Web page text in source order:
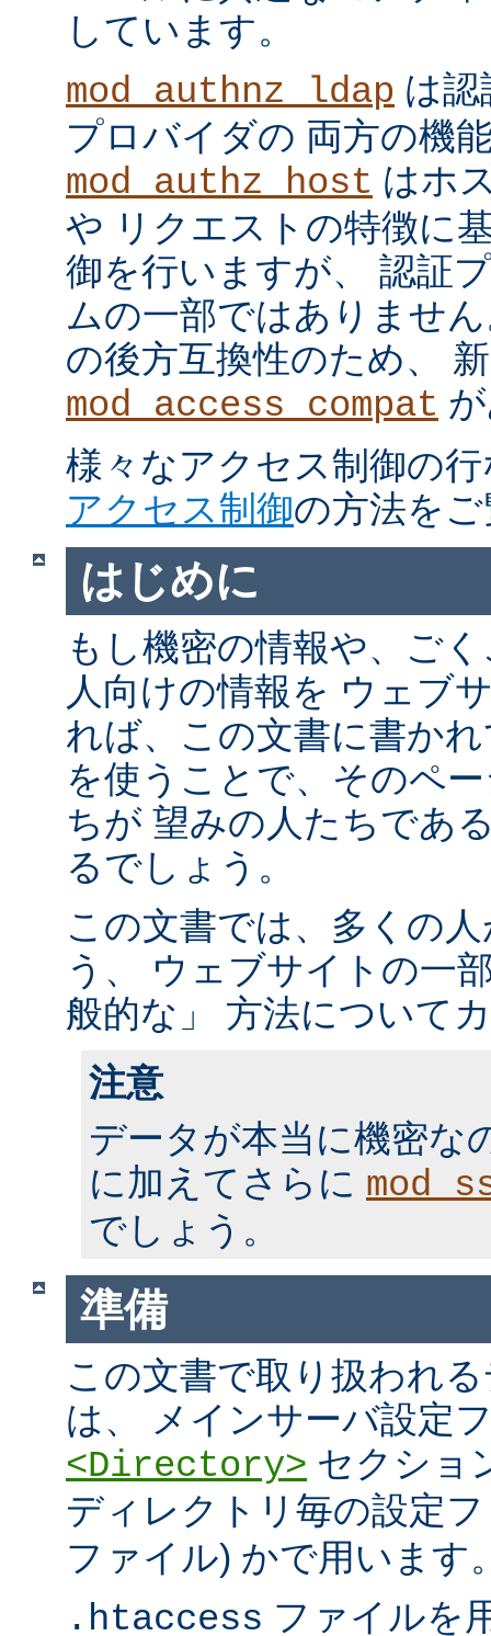
しています。
mod_authnz_ldap は
プロバイダの 両方の機
mod_authz_host はホ
や リクエストの特徴に
御を行いますが、 認証
ムの一部ではありませ
の後方互換性のため、
mod_access_compat
様々なアクセス制御の
アクセス制御の方法を
はじめに
もし機密の情報や、ご
人向けの情報を ウェブ
れば、この文書に書か
を使うことで、そのペ
ちが 望みの人たちであ
るでしょう。
この文書では、多くの
う、 ウェブサイトの一
般的な」 方法について
注意
データが本当に機密な
に加えてさらに
でしょう。
準備
この文書で取り扱われ
は、 メインサーバ設定
<Directory> セクショ
ディレクトリ毎の設定
ファイル) かで用います
.htaccess ファイルを